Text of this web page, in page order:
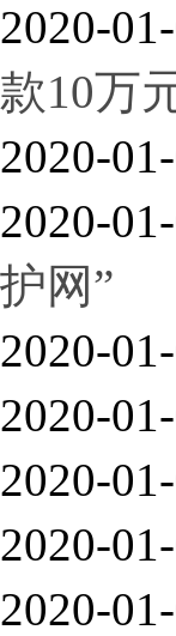
2020-
款10万
2020-
2020-
护网”
2020-
2020-
2020-
2020-
2020-